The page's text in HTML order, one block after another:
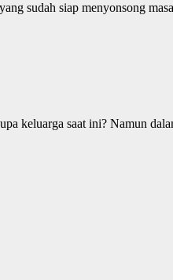
sudah siap menyonsong
keluarga saat ini? Namun